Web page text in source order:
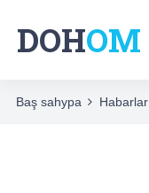
DOHOM
Baş sahypa Habarlar